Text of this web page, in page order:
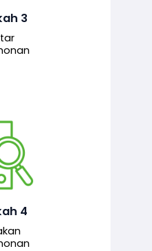
3
4
menyemak
Jika
lengkap dan
pelulus untuk